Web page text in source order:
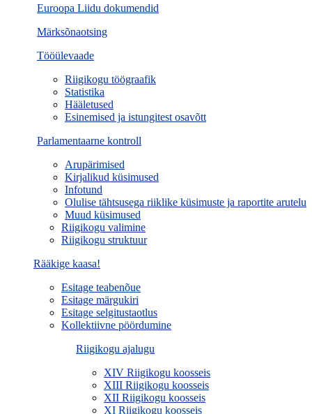
Euroopa Liidu dokumendid
Märksõnaotsing
Tööülevaade
Riigikogu töögraafik
Statistika
Hääletused
Esinemised ja istungitest osavõtt
Parlamentaarne kontroll
Arupärimised
Kirjalikud küsimused
Infotund
Olulise tähtsusega riiklike küsimuste ja raportite arutelu
Muud küsimused
Riigikogu valimine
Riigikogu struktuur
Rääkige kaasa!
Esitage teabenõue
Esitage märgukiri
Esitage selgitustaotlus
Kollektiivne pöördumine
Riigikogu ajalugu
XIV Riigikogu koosseis
XIII Riigikogu koosseis
XII Riigikogu koosseis
XI Riigikogu koosseis